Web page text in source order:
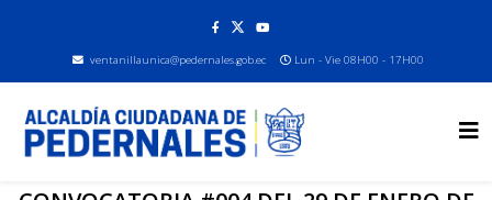
ventanillaunica@pedernales.gob.ec Lun - Vie 08H00 - 17H00